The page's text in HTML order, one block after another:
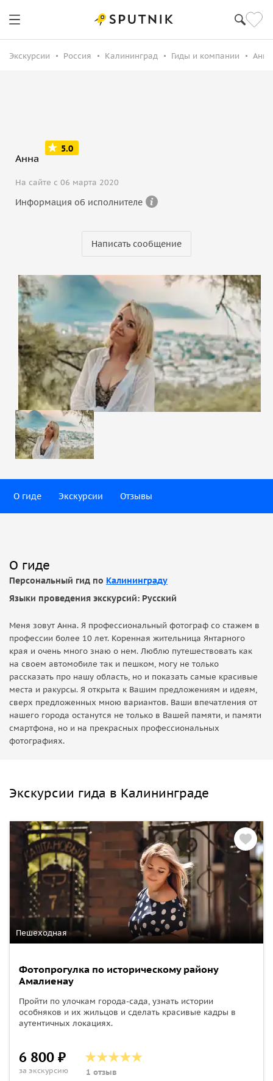
Экскурсии Россия Калининград Гиды и компании
Анна
5.0
На сайте с 06 марта 2020
Информация об исполнителе
Написать сообщение
О гиде Экскурсии Отзывы
О гиде
Персональный гид по Калининграду
Языки проведения экскурсий: Русский
Меня зовут Анна. Я профессиональный фотограф со стажем в
профессии более 10 лет. Коренная жительница Янтарного
края и очень много знаю о нем. Люблю путешествовать как
на своем автомобиле так и пешком, могу не только
рассказать про нашу область, но и показать самые красивые
места и ракурсы. Я открыта к Вашим предложениям и идеям,
сверх предложенных мною вариантов. Ваши впечатления от
нашего города останутся не только в Вашей памяти, и памяти
смартфона, но и на прекрасных профессиональных
фотографиях.
Экскурсии гида в Калининграде
Пешеходная
Фотопрогулка по историческому району
Амалиенау
Пройти по улочкам города-сада, узнать истории
особняков и их жильцов и сделать красивые кадры в
аутентичных локациях.
6 800 ₽
за экскурсию 1 отзыв